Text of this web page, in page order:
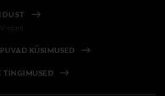
mpm)
KÜSIMUSED
TINGIMUSED